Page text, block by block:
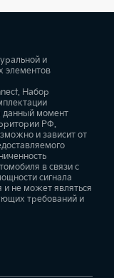
и
элементов
Набор
данный момент
РФ.
и зависит от
в связи с
сигнала
и не может являться
требований и